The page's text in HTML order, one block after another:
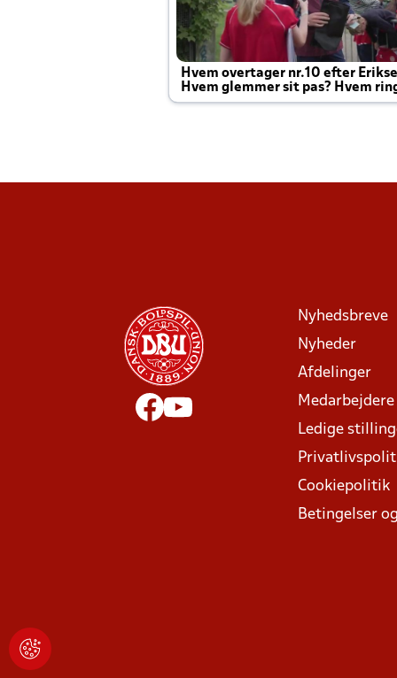
Hvem overtager nr.10 efter
Hvem glemmer sit pas? Hvem
Joachim altid til efter kampe?
Nyhedsbreve
Nyheder
Afdelinger
Medarbejdere
Ledige
Cookiepolitik
Betingelser